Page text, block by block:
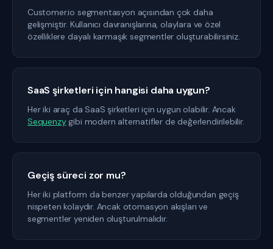
Customer.io segmentasyon açısından çok daha
gelişmiştir. Kullanıcı davranışlarına, olaylara ve özel
özelliklere dayalı karmaşık segmentler oluşturabilirsiniz.
SaaS şirketleri için hangisi daha uygun?
Her iki araç da SaaS şirketleri için uygun olabilir. Ancak
Sequenzygibi modern alternatifler de değerlendirilebilir.
Geçiş süreci zor mu?
Her iki platform da benzer yapılarda olduğundan geçiş
nispeten kolaydır. Ancak otomasyon akışları ve
segmentler yeniden oluşturulmalıdır.